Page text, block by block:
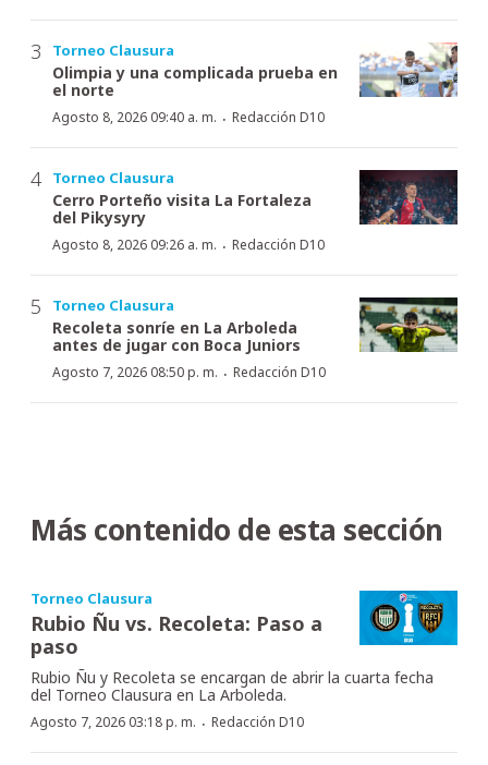
Torneo Clausura
Olimpia y una complicada prueba en
el norte
Agosto 8, 2026 09:40 a. m. · Redacción D10
Torneo Clausura
Cerro Porteño visita La Fortaleza
del Pikysyry
Agosto 8, 2026 09:26 a. m. · Redacción D10
Torneo Clausura
Recoleta sonríe en La Arboleda
antes de jugar con Boca Juniors
Agosto 7, 2026 08:50 p. m. · Redacción D10
Más contenido de esta sección
Torneo Clausura
Rubio Ñu vs. Recoleta: Paso a
paso
Rubio Ñu y Recoleta se encargan de abrir la cuarta fecha
del Torneo Clausura en La Arboleda.
Agosto 7, 2026 03:18 p. m. · Redacción D10